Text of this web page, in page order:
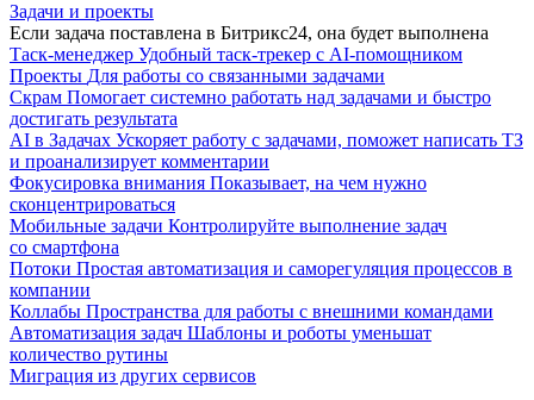
Задачи и проекты
Если задача поставлена в Битрикс24, она будет выполнена
Таск-менеджер Удобный таск-трекер с AI-помощником
Проекты Для работы со связанными задачами
Скрам Помогает системно работать над задачами и быстро
достигать результата
AI в Задачах Ускоряет работу с задачами, поможет написать ТЗ
и проанализирует комментарии
Фокусировка внимания Показывает, на чем нужно
сконцентрироваться
Мобильные задачи Контролируйте выполнение задач
со смартфона
Потоки Простая автоматизация и саморегуляция процессов в
компании
Коллабы Пространства для работы с внешними командами
Автоматизация задач Шаблоны и роботы уменьшат
количество рутины
Миграция из других сервисов